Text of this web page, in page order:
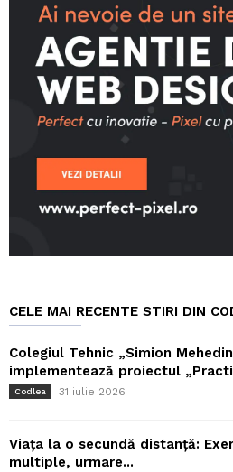
CELE MAI RECENTE STIRI DIN
Colegiul Tehnic „Simion
implementează proiectul
Codlea 31 iulie 2026
Viața la o secundă distanță:
multiple, urmare...